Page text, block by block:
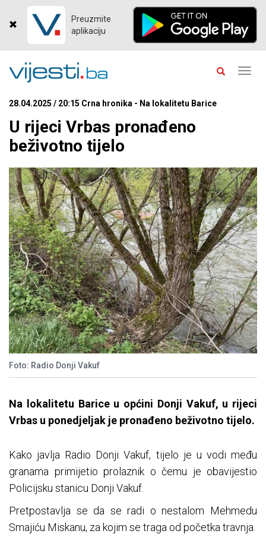
Preuzmite
aplikaciju
28.04.2025 / 20:15 Crna hronika - Na lokalitetu Barice
U rijeci Vrbas pronađeno
beživotno tijelo
Foto: Radio Donji Vakuf
Na lokalitetu Barice u općini Donji Vakuf, u rijeci
Vrbas u ponedjeljak je pronađeno beživotno tijelo.
Kako javlja Radio Donji Vakuf, tijelo je u vodi među
granama primijetio prolaznik o čemu je obavijestio
Policijsku stanicu Donji Vakuf.
Pretpostavlja se da se radi o nestalom Mehmedu
Smajiću Miskanu, za kojim se traga od početka travnja.